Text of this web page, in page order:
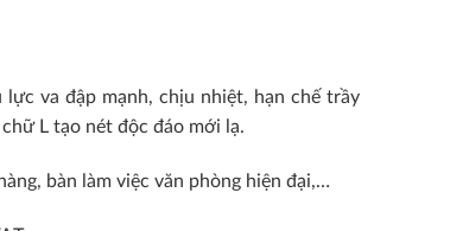
lực va đập mạnh, chịu nhiệt, hạn chế trầy
L tạo nét độc đáo mới lạ.
bàn làm việc văn phòng hiện đại,…